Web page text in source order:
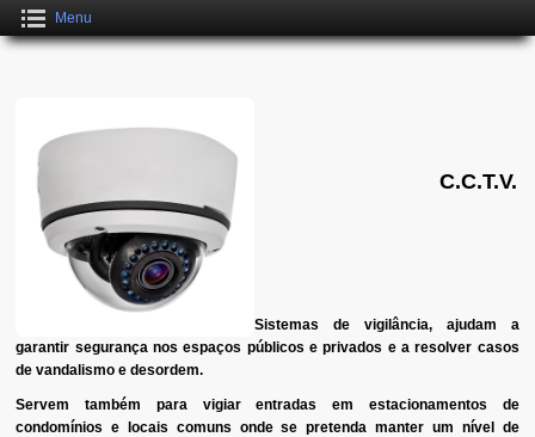
Menu
C.C.T.V.
Sistemas de vigilância, ajudam a
garantir segurança nos espaços públicos e privados e a resolver casos
de vandalismo e desordem.
Servem também para vigiar entradas em estacionamentos de
condomínios e locais comuns onde se pretenda manter um nível de